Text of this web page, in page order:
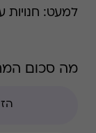
למעט: חנויות
שם סקצ'רס
סקצ'רס היא
מה סכום